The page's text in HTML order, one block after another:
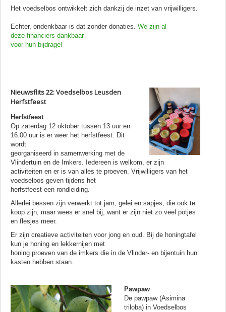
Het voedselbos ontwikkelt zich dankzij de inzet van vrijwilligers.
Echter, ondenkbaar is dat zonder donaties. We zijn al
deze financiers dankbaar
voor hun bijdrage!
Nieuwsflits 22: Voedselbos Leusden
Herfstfeest
Herfstfeest
Op zaterdag 12 oktober tussen 13 uur en
16.00 uur is er weer het herfstfeest. Dit
wordt
georganiseerd in samenwerking met de
Vlindertuin en de Imkers. Iedereen is welkom, er zijn
activiteiten en er is van alles te proeven. Vrijwilligers van het
voedselbos geven tijdens het
herfstfeest een rondleiding.
Allerlei bessen zijn verwerkt tot jam, gelei en sapjes, die ook te
koop zijn, maar wees er snel bij, want er zijn niet zo veel potjes
en flesjes meer.
Er zijn creatieve activiteiten voor jong en oud. Bij de honingtafel
kun je honing en lekkernijen met
honing proeven van de imkers die in de Vlinder- en bijentuin hun
kasten hebben staan.
Pawpaw
De pawpaw (Asimina
triloba) in Voedselbos